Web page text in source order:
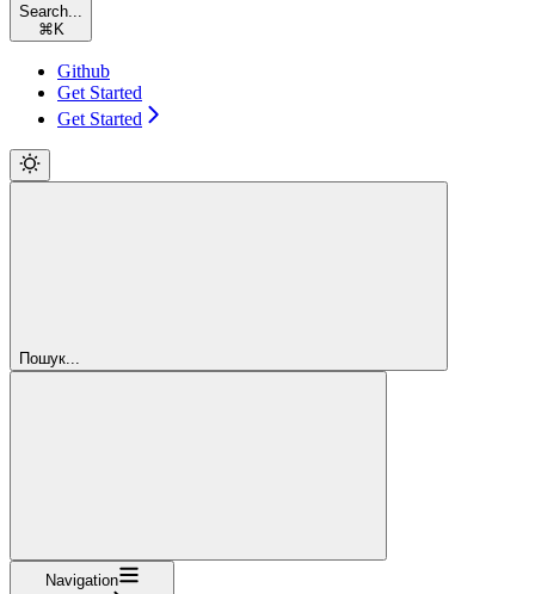
Search...
⌘ K
Github
Get Started
Get Started
Пошук...
Navigation